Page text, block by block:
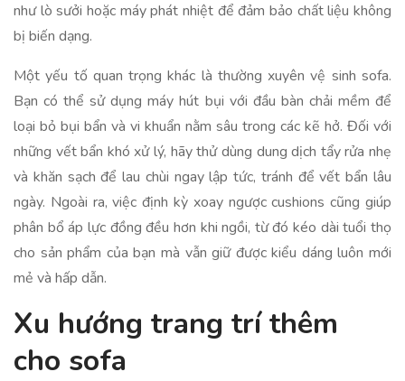
như lò sưởi hoặc máy phát nhiệt để đảm bảo chất liệu không
bị biến dạng.
Một yếu tố quan trọng khác là thường xuyên vệ sinh sofa.
Bạn có thể sử dụng máy hút bụi với đầu bàn chải mềm để
loại bỏ bụi bẩn và vi khuẩn nằm sâu trong các kẽ hở. Đối với
những vết bẩn khó xử lý, hãy thử dùng dung dịch tẩy rửa nhẹ
và khăn sạch để lau chùi ngay lập tức, tránh để vết bẩn lâu
ngày. Ngoài ra, việc định kỳ xoay ngược cushions cũng giúp
phân bổ áp lực đồng đều hơn khi ngồi, từ đó kéo dài tuổi thọ
cho sản phẩm của bạn mà vẫn giữ được kiểu dáng luôn mới
mẻ và hấp dẫn.
Xu hướng trang trí thêm
cho sofa